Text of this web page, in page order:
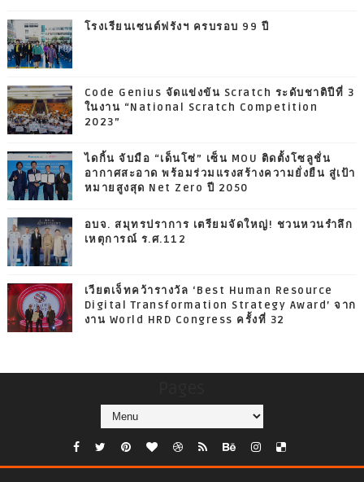
โรงเรียนเซนต์ฟรังฯ ครบรอบ 99 ปี
Code Genius จัดแข่งขัน Scratch ระดับชาติปีที่ 3
ในงาน “National Scratch Competition
2023”
ไดกิ้น จับมือ “เด็นโซ่” เซ็น MOU ติดตั้งโซลูชั่น
อากาศสะอาด พร้อมร่วมแรงสร้างความยั่งยืน สู่เป้า
หมายสูงสุด Net Zero ปี 2050
อบจ. สมุทรปราการ เตรียมจัดใหญ่! ชวนหวนรำลึก
เหตุการณ์ ร.ศ.112
เวียตเจ็ทคว้ารางวัล ‘Best Human Resource
Digital Transformation Strategy Award’ จาก
งาน World HRD Congress ครั้งที่ 32